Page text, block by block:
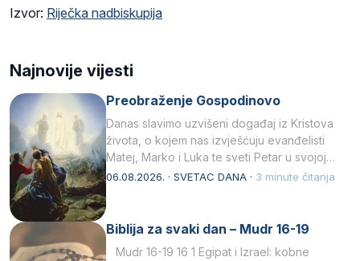
Izvor: Riječka nadbiskupija
Najnovije vijesti
Preobraženje Gospodinovo
Danas slavimo uzvišeni događaj iz Kristova
života, o kojem nas izvješćuju evanđelisti
Matej, Marko i Luka te sveti Petar u svojoj
drugoj…
06.08.2026. · SVETAC DANA · 3 minute čitanja
Biblija za svaki dan – Mudr 16-19
Mudr 16-19 16 1 Egipat i Izrael: kobne